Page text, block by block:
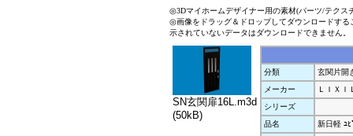
◎3Dマイホームデザイナー用の素材(パーツ/テクス
◎画像をドラッグ＆ドロップしてダウンロードす
示されていないデータはダウンロードできません。
SN玄関扉16L.m3d
(50kB)
分類
玄関片開
メーカー
ＬＩＸＩ
シリーズ
品名
新日軽 ﾕ